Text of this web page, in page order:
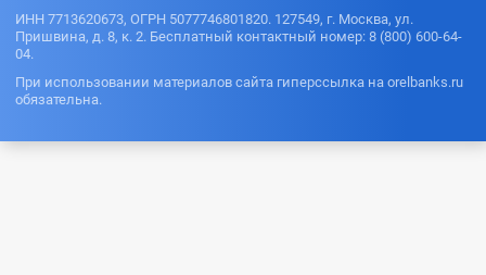
ИНН 7713620673, ОГРН 5077746801820. 127549, г. Москва, ул.
Пришвина, д. 8, к. 2. Бесплатный контактный номер: 8 (800) 600-64-
04.
При использовании материалов сайта гиперссылка на orelbanks.ru
обязательна.